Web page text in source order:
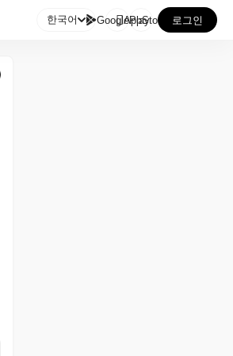
한국어 GooglePlay
AppStore 로그인